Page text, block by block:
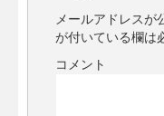
メールアドレスが
が付いている欄は
コメント